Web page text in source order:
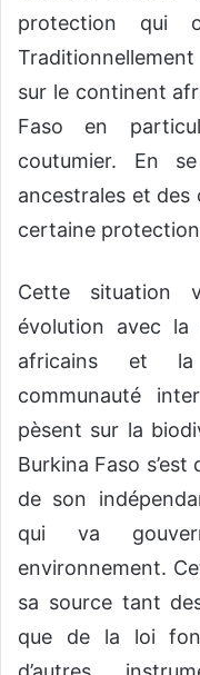
protection qui
sur le continent
Faso en
coutumier. En
ancestrales et des
certaine
Cette situation
évolution avec la
africains et la
communauté
pèsent sur la
Burkina Faso
de son
qui va
environnement.
sa source tant
que de la loi